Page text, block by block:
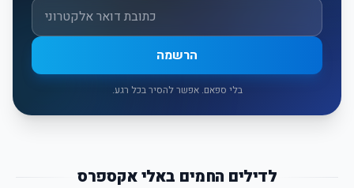
אימייל
הרשמה
בלי ספאם. אפשר להסיר בכל רגע.
לדילים החמים באלי אקספרס